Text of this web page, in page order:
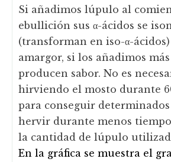
Si añadimos lúpulo al
ebullición sus α-ácidos se
(transforman en iso-α-
amargor, si los añadimos
producen sabor. No es
hirviendo el mosto durante
para conseguir determinados
hervir durante menos
la cantidad de lúpulo
En la gráfica se muestra el